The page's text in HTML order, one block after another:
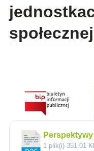
społecznej
1 plik(i) 351.01